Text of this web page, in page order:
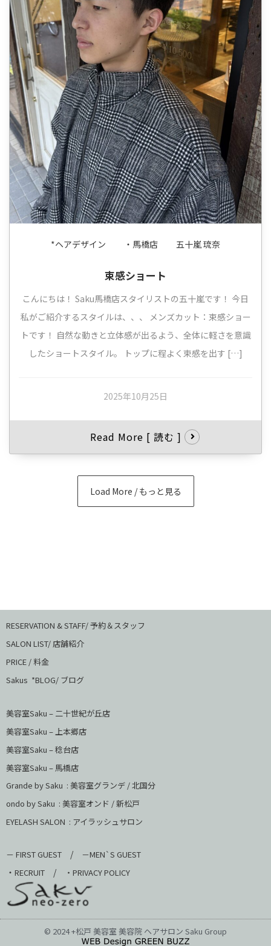
*ヘアデザイン ・馬橋店 五十嵐 琉奈
束感ショート
こんにちは！ Saku馬橋店スタイリストの五十嵐です！ 今日
私がご紹介するスタイルは、、、 メンズカット：束感ショー
トです！ 自然な動きと立体感が出るよう、全体に軽さを意識
したショートスタイル。 トップに程よく束感を出す […]
2025年10月25日
Read More [ 読む ]
Load More / もっと見る
RESERVATION & STAFF/ 予約＆スタッフ
SALON LIST/ 店舗紹介
PRICE / 料金
Sakus *BLOG/ ブログ
美容室Saku – 二十世紀が丘店
美容室Saku – 上本郷店
美容室Saku –稔台店
美容室Saku – 馬橋店
Grande by Saku : 美容室グランデ / 北国分
ondo by Saku : 美容室オンド / 新松戸
EYELASH SALON : アイラッシュサロン
－ FIRST GUEST / －MEN`S GUEST
・ RECRUIT / ・PRIVACY POLICY
© 2024 +松戸 美容室 美容院 ヘアサロン Saku Group